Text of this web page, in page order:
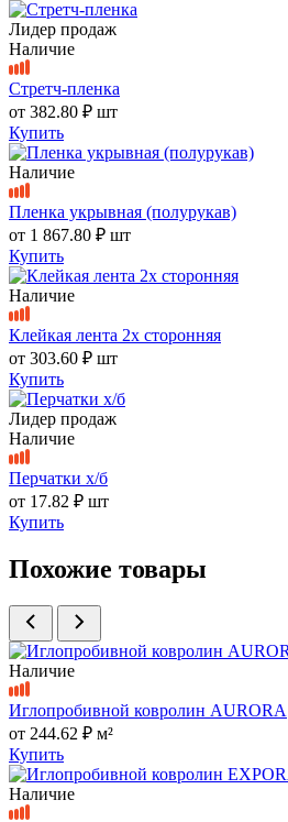
Лидер продаж
Наличие
Стретч-пленка
от 382.80 ₽ шт
Купить
Наличие
Пленка укрывная (полурукав)
от 1 867.80 ₽ шт
Купить
Наличие
Клейкая лента 2х сторонняя
от 303.60 ₽ шт
Купить
Лидер продаж
Наличие
Перчатки х/б
от 17.82 ₽ шт
Купить
Похожие товары
Наличие
Иглопробивной ковролин AURORA
от 244.62 ₽ м²
Купить
Наличие